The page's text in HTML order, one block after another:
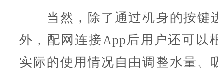
当然，除了通过机身的按键
外，配网连接App后用户还可以
实际的使用情况自由调整水量、